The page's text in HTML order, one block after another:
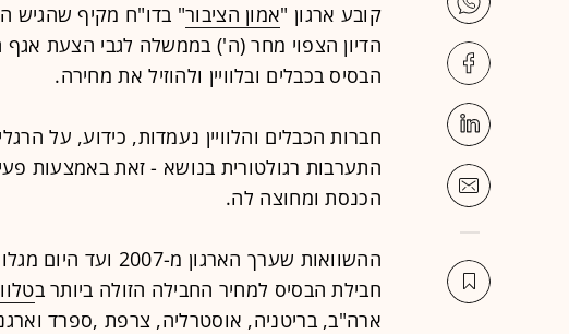
קובע ארגון "אמון הציבור" בדו"ח מקיף שהגיש
הדיון הצפוי מחר (ה') בממשלה לגבי הצעת
הבסיס בכבלים ובלוויין ולהוזיל את מחירה.
חברות הכבלים והלוויין נעמדות, כידוע, על
התערבות רגולטורית בנושא - זאת באמצעות
הכנסת ומחוצה לה.
ההשוואות שערך
חבילת הבסיס למחיר החבילה הזולה ביותר ב
ארה"ב, בריטניה, אוסטרליה, צרפת ,ספרד